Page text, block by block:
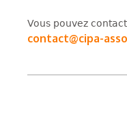
Vous pouvez
contact@cipa-